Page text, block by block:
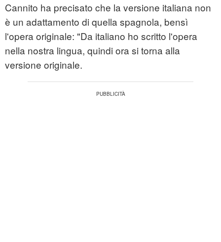
Cannito ha precisato che la versione italiana non
è un adattamento di quella spagnola, bensì
l'opera originale: "Da italiano ho scritto l'opera
nella nostra lingua, quindi ora si torna alla
versione originale.